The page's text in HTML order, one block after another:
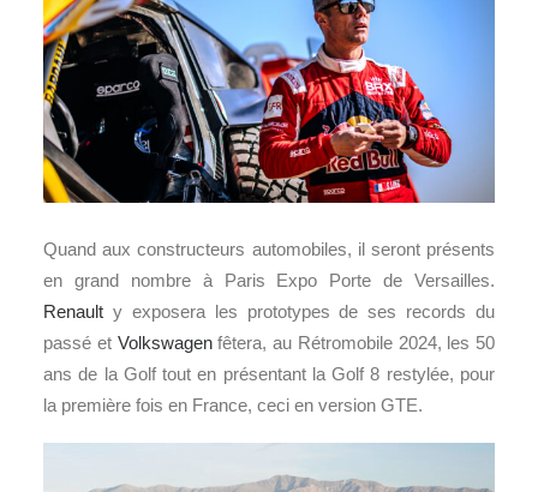
Quand aux constructeurs automobiles, il seront présents
en grand nombre à Paris Expo Porte de Versailles.
Renault y exposera les prototypes de ses records du
passé et Volkswagenfêtera, au Rétromobile 2024, les 50
ans de la Golf tout en présentant la Golf 8 restylée, pour
la première fois en France, ceci en version GTE.